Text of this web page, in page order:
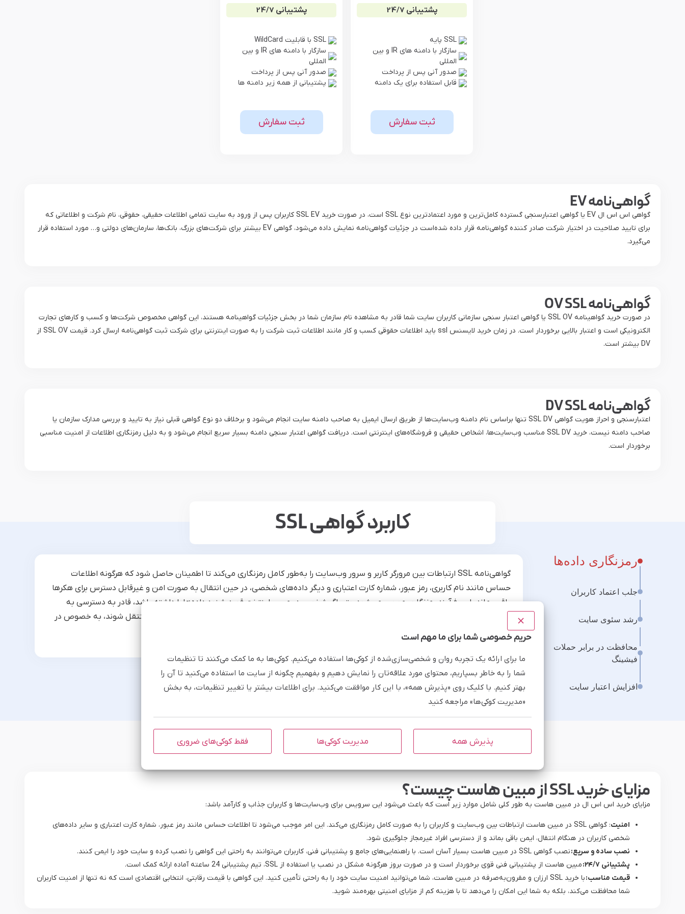
پشتیبانی 24/7
SSL پایه
سازگار با دامنه های IR و بین
المللی
صدور آنی پس از پرداخت
قابل استفاده برای یک دامنه
ثبت سفارش
پشتیبانی 24/7
SSL با قابلیت WildCard
سازگار با دامنه های IR و بین
المللی
صدور آنی پس از پرداخت
پشتیبانی از همه زیر دامنه ها
ثبت سفارش
گواهی‌نامه EV
گواهی اس اس ال EV یا گواهی اعتبارسنجی گسترده کامل‌ترین و مورد اعتمادترین نوع SSL است، در صورت خرید SSL EV کاربران پس از ورود به سایت تمامی اطلاعات حقیقی، حقوقی، نام شرکت و اطلاعاتی که
برای تایید صلاحیت در اختیار شرکت صادر کننده گواهی‌نامه قرار داده شده‌است در جزئیات گواهی‌نامه نمایش داده می‌شود، گواهی EV بیشتر برای شرکت‌های بزرگ، بانک‌ها، سارمان‌های دولتی و… مورد استفاده قرار
می‌گیرد.
گواهی‌نامه OV SSL
در صورت خرید گواهینامه SSL OV یا گواهی اعتبار سنجی سازمانی کاربران سایت شما قادر به مشاهده نام سازمان شما در بخش جزئیات گواهینامه هستند، این گواهی مخصوص شرکت‌ها و کسب و کارهای تجارت
الکترونیکی است و اعتبار بالایی برخوردار است. در زمان خرید لایسنس ssl باید اطلاعات حقوقی کسب و کار مانند اطلاعات ثبت شرکت را به صورت اینترنتی برای شرکت ثبت گواهی‌نامه ارسال کرد. قیمت SSL OV از
DV بیشتر است.
گواهی‌نامه DV SSL
اعتبارسنجی و احراز هویت گواهی SSL DV تنها براساس نام دامنه وب‌سایت‌ها از طریق ارسال ایمیل به صاحب دامنه سایت انجام می‌شود و برخلاف دو نوع گواهی قبلی نیاز به تایید و بررسی مدارک سازمان یا
صاحب دامنه نیست، خرید SSL DV مناسب وب‌سایت‌ها، اشخاص حقیقی و فروشگاه‌های اینترنتی است. دریافت گواهی اعتبار سنجی دامنه بسیار سریع انجام می‌شود و به دلیل رمزنگاری اطلاعات از امنیت مناسبی
برخوردار است.
کاربرد گواهی SSL
رمزنگاری داده‌ها
جلب اعتماد کاربران
رشد سئوی سایت
محافظت در برابر حملات
فیشینگ
افزایش اعتبار سایت
گواهی‌نامه SSL ارتباطات بین مرورگر کاربر و سرور وب‌سایت را به‌طور کامل رمزنگاری می‌کند تا اطمینان حاصل شود که هرگونه اطلاعات
حساس مانند نام کاربری، رمز عبور، شماره کارت اعتباری و دیگر داده‌های شخصی، در حین انتقال به صورت امن و غیرقابل دسترس برای هکرها
باقی بماند. این فرآیند رمزنگاری موجب می‌شود حتی اگر شخصی در مسیر اینترنت قصد شنود داده‌ها را داشته باشد، قادر به دسترسی به
محتوای آن‌ها نباشد. در نتیجه، اس اس ال تضمین می‌کند که اطلاعات به‌صورت ایمن و بدون تهدیدات خارجی منتقل شوند، به خصوص در
زمان‌هایی که کاربران اطلاعات خود را وارد سایت‌هایی می‌کنند که نیاز به محافظت بیشتری دارند.
مزایای خرید SSL از مبین هاست چیست؟
مزایای خرید اس اس ال در مبین هاست به طور کلی شامل موارد زیر است که باعث می‌شود این سرویس برای وب‌سایت‌ها و کاربران جذاب و کارآمد باشد:
امنیت
: گواهی SSL در مبین هاست ارتباطات بین وب‌سایت و کاربران را به صورت کامل رمزنگاری می‌کند. این امر موجب می‌شود تا اطلاعات حساس مانند رمز عبور، شماره کارت اعتباری و سایر داده‌های
شخصی کاربران در هنگام انتقال، ایمن باقی بماند و از دسترسی افراد غیرمجاز جلوگیری شود.
نصب ساده و سریع:نصب گواهی SSL در مبین هاست بسیار آسان است. با راهنمایی‌های جامع و پشتیبانی فنی، کاربران می‌توانند به راحتی این گواهی را نصب کرده و سایت خود را ایمن کنند.
پشتیبانی ۲۴/۷:
مبین هاست از پشتیبانی فنی قوی برخوردار است و در صورت بروز هرگونه مشکل در نصب یا استفاده از SSL، تیم پشتیبانی 24 ساعته آماده ارائه کمک است.
قیمت مناسب:
با خرید SSL ارزان و مقرون‌به‌صرفه در مبین هاست، شما می‌توانید امنیت سایت خود را به راحتی تأمین کنید. این گواهی با قیمت رقابتی، انتخابی اقتصادی است که نه تنها از امنیت کاربران
شما محافظت می‌کند، بلکه به شما این امکان را می‌دهد تا با هزینه کم از مزایای امنیتی بهره‌مند شوید.
حریم خصوصی شما برای ما مهم است
ما برای ارائه یک تجربه روان و شخصی‌سازی‌شده از کوکی‌ها استفاده می‌کنیم. کوکی‌ها به ما کمک می‌کنند تا تنظیمات
شما را به خاطر بسپاریم، محتوای مورد علاقه‌تان را نمایش دهیم و بفهمیم چگونه از سایت ما استفاده می‌کنید تا آن را
بهتر کنیم. با کلیک روی «پذیرش همه»، با این کار موافقت می‌کنید. برای اطلاعات بیشتر یا تغییر تنظیمات، به بخش
«مدیریت کوکی‌ها» مراجعه کنید
پذیرش همه مدیریت کوکی‌ها فقط کوکی‌های ضروری